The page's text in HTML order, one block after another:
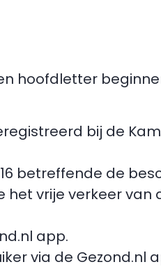
hoofdletter
bij de
betreffende de
vrije verkeer van
app.
via de Gezond.nl